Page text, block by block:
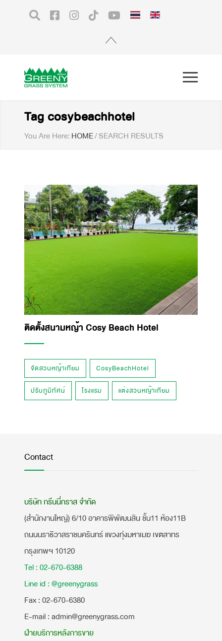
Tag cosybeachhotel
You Are Here: HOME/SEARCH RESULTS
ติดตั้งสนามหญ้า Cosy Beach Hotel
จัดสวนหญ้าเทียม CosyBeachHotel
ปรับภูมิทัศน์ โรงแรม แต่งสวนหญ้าเทียม
Contact
บริษัท กรีนนี่กราส จำกัด
(สำนักงานใหญ่) 6/10 อาคารพิพัฒนสิน ชั้น11 ห้อง11B
ถนนนราธิวาสราชนครินทร์ แขวงทุ่งมหาเมฆ เขตสาทร
กรุงเทพฯ 10120
Tel : 02-670-6388
Line id : @greenygrass
​Fax : 02-670-6380
E-mail : admin@greenygrass.com
ฝ่ายบริการหลังการขาย